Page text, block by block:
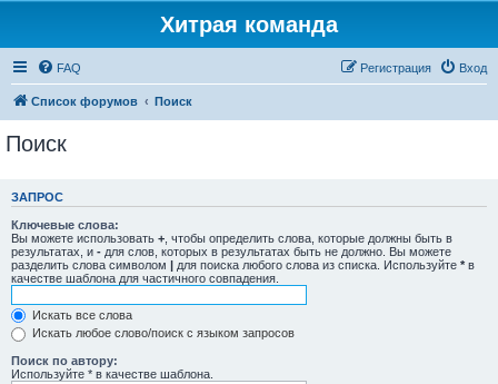
Хитрая команда
FAQ Вход
Регистрация
Список форумов Поиск
Поиск
ЗАПРОС
Ключевые слова:
Вы можете использовать + , чтобы определить слова, которые должны быть в
результатах, и - для слов, которых в результатах быть не должно. Вы можете
разделить слова символом | для поиска любого слова из списка. Используйте * в
качестве шаблона для частичного совпадения.
Искать все слова
Искать любое слово/поиск с языком запросов
Поиск по автору:
Используйте * в качестве шаблона.